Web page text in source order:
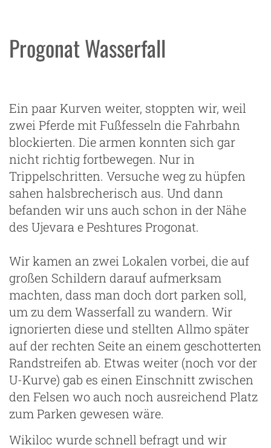
Progonat Wasserfall
Ein paar Kurven weiter, stoppten wir, weil
zwei Pferde mit Fußfesseln die Fahrbahn
blockierten. Die armen konnten sich gar
nicht richtig fortbewegen. Nur in
Trippelschritten. Versuche weg zu hüpfen
sahen halsbrecherisch aus. Und dann
befanden wir uns auch schon in der Nähe
des Ujevara e Peshtures Progonat.
Wir kamen an zwei Lokalen vorbei, die auf
großen Schildern darauf aufmerksam
machten, dass man doch dort parken soll,
um zu dem Wasserfall zu wandern. Wir
ignorierten diese und stellten Allmo später
auf der rechten Seite an einem geschotterten
Randstreifen ab. Etwas weiter (noch vor der
U-Kurve) gab es einen Einschnitt zwischen
den Felsen wo auch noch ausreichend Platz
zum Parken gewesen wäre.
Wikiloc wurde schnell befragt und wir